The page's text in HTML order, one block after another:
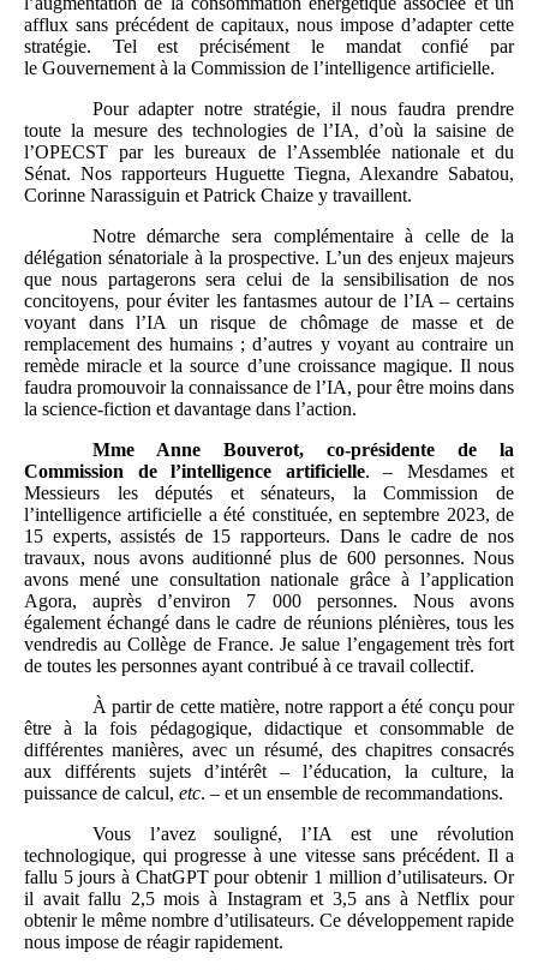
afflux sans précédent de capitaux, nous impose d’adapter cette
stratégie. Tel est précisément le mandat confié par
le Gouvernement à la Commission de l’intelligence artificielle.
Pour adapter notre stratégie, il nous faudra prendre
toute la mesure des technologies de l’IA, d’où la saisine de
l’OPECST par les bureaux de l’Assemblée nationale et du
Sénat. Nos rapporteurs Huguette Tiegna, Alexandre Sabatou,
Corinne Narassiguin et Patrick Chaize y travaillent.
Notre démarche sera complémentaire à celle de la
délégation sénatoriale à la prospective. L’un des enjeux majeurs
que nous partagerons sera celui de la sensibilisation de nos
concitoyens, pour éviter les fantasmes autour de l’IA – certains
voyant dans l’IA un risque de chômage de masse et de
remplacement des humains ; d’autres y voyant au contraire un
remède miracle et la source d’une croissance magique. Il nous
faudra promouvoir la connaissance de l’IA, pour être moins dans
la science-fiction et davantage dans l’action.
Mme Anne Bouverot, co-présidente de la
Commission de l’intelligence artificielle. – Mesdames et
Messieurs les députés et sénateurs, la Commission de
l’intelligence artificielle a été constituée, en septembre 2023, de
15 experts, assistés de 15 rapporteurs. Dans le cadre de nos
travaux, nous avons auditionné plus de 600 personnes. Nous
avons mené une consultation nationale grâce à l’application
Agora, auprès d’environ 7 000 personnes. Nous avons
également échangé dans le cadre de réunions plénières, tous les
vendredis au Collège de France. Je salue l’engagement très fort
de toutes les personnes ayant contribué à ce travail collectif.
À partir de cette matière, notre rapport a été conçu pour
être à la fois pédagogique, didactique et consommable de
différentes manières, avec un résumé, des chapitres consacrés
aux différents sujets d’intérêt – l’éducation, la culture, la
puissance de calcul, etc. – et un ensemble de recommandations.
Vous l’avez souligné, l’IA est une révolution
technologique, qui progresse à une vitesse sans précédent. Il a
fallu 5 jours à ChatGPT pour obtenir 1 million d’utilisateurs. Or
il avait fallu 2,5 mois à Instagram et 3,5 ans à Netflix pour
obtenir le même nombre d’utilisateurs. Ce développement rapide
nous impose de réagir rapidement.